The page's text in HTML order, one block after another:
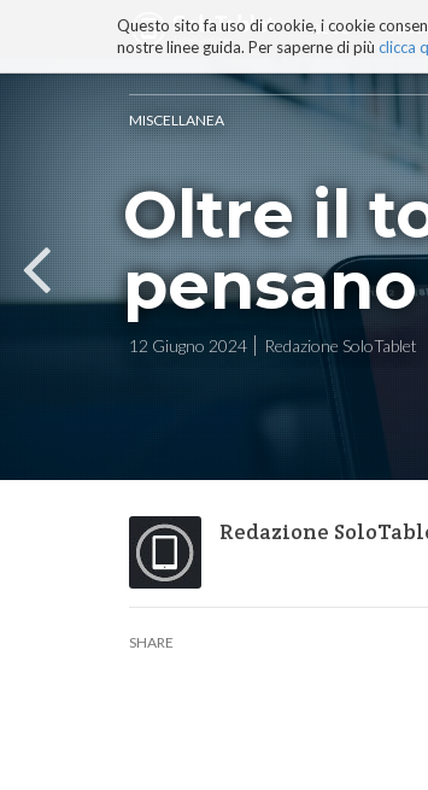
Questo sito fa uso di cookie, i cookie
nostre linee guida. Per saperne di più clicca
BLOG
ai
contenuti.
|
Salta
alla
navigazione
MISCELLANEA
Oltre il
12 Giugno 2024 Redazione SoloTablet
Redazione
SHARE